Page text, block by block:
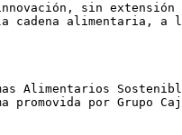
sin extensión
alimentaria, a
Alimentarios
por Grupo